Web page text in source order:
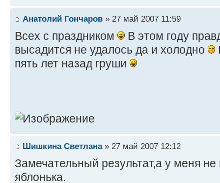
Анатолий Гончаров » 27 май 2007 11:59
Всех с праздником
В этом году
высадится не удалось да и холодно
пять лет назад груши
Шишкина Светлана» 27 май 2007 12:12
Замечательный результат,а у меня
яблонька.